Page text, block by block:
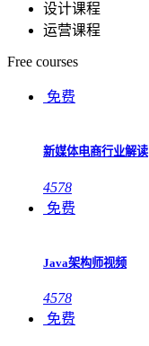
设计课程
运营课程
Free courses
免费
新媒体电商行业解读
4578
免费
Java架构师视频
4578
免费